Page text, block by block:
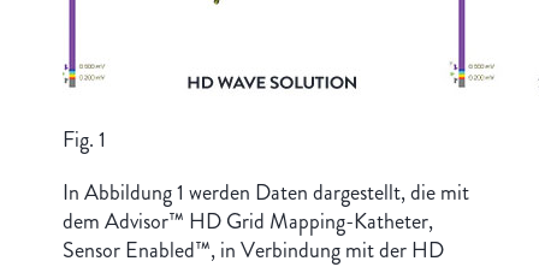
In Abbildung 1 werden Daten dargestellt, die mit
dem Advisor™ HD Grid Mapping-Katheter,
Sensor Enabled™, in Verbindung mit der HD
Fig. 1